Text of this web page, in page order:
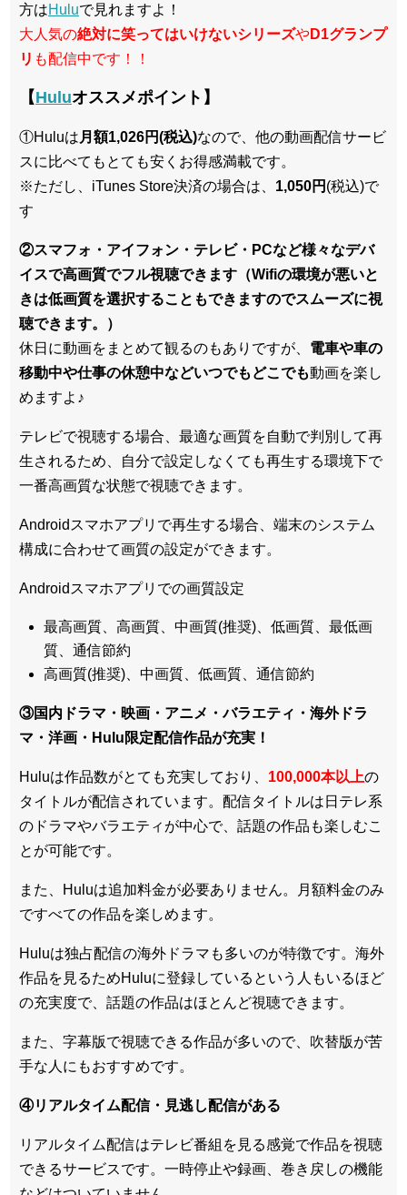
方はHuluで見れますよ！
大人気の絶対に笑ってはいけないシリーズやD1グランプ
リ も配信中です！！
【Huluオススメポイント】
①Huluは 月額1,026円(税込)なので、他の動画配信サービ
スに比べてもとても安くお得感満載です。
※ただし、iTunes Store決済の場合は、 1,050円 (税込)で
す
②スマフォ・アイフォン・テレビ・PCなど様々なデバ
イスで高画質でフル視聴できます（Wifiの環境が悪いと
きは低画質を選択することもできますのでスムーズに視
聴できます。）
休日に動画をまとめて観るのもありですが、 電車や車の
移動中や仕事の休憩中などいつでもどこでも動画を楽し
めますよ♪
テレビで視聴する場合、最適な画質を自動で判別して再
生されるため、
自分で設定しなくても再生する環境下で
一番高画質な状態で視聴できます。
Androidスマホアプリで再生する場合、端末のシステム
構成に合わせて画質の設定ができます。
Androidスマホアプリでの画質設定
最高画質、高画質、中画質(推奨)、低画質、最低画
質、通信節約
高画質(推奨)、中画質、低画質、通信節約
③国内ドラマ・映画・アニメ・バラエティ・ 海外ドラ
マ・洋画・Hulu限定配信作品が充実！
Huluは作品数がとても充実しており、 100,000本以上の
タイトルが配信されています。配信タイトルは 日テレ系
のドラマやバラエティが中心で、話題の作品も楽しむこ
とが可能です。
また、Huluは追加料金が必要ありません。
月額料金のみ
ですべての作品を楽しめます。
Huluは独占配信の海外ドラマも多いのが特徴です。海外
作品を見るためHuluに登録しているという人もいるほど
の充実度で、話題の作品はほとんど視聴できます。
また、 字幕版で視聴できる作品が多いので、吹替版が苦
手な人にもおすすめです。
④リアルタイム配信・見逃し配信がある
リアルタイム配信はテレビ番組を見る感覚で作品を視聴
できるサービスです。一時停止や録画、巻き戻しの機能